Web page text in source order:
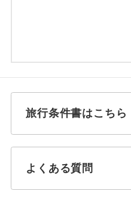
旅行条件書はこちら
よくある質問